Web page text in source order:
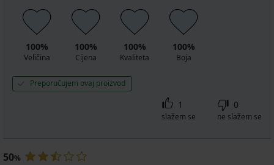
100%
Veličina
100%
Cijena
100%
Kvaliteta
100%
Boja
Preporučujem ovaj proizvod
1
slažem se
0
ne slažem se
50%